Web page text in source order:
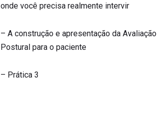
onde você precisa realmente intervir
– A construção e apresentação da Avaliação
Postural para o paciente
– Prática 3